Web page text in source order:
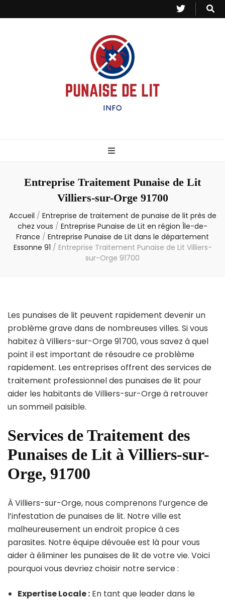
– Info
Entreprise Traitement Punaise de Lit
Villiers-sur-Orge 91700
Accueil / Entreprise de traitement de punaise de lit près de
chez vous / Entreprise Punaise de Lit en région Île-de-
France / Entreprise Punaise de Lit dans le département
Essonne 91 / Entreprise Traitement Punaise de Lit Villiers-
sur-Orge 91700
Les punaises de lit peuvent rapidement devenir un
problème grave dans de nombreuses villes. Si vous
habitez à Villiers-sur-Orge 91700, vous savez à quel
point il est important de résoudre ce problème
rapidement. Les entreprises offrent des services de
traitement professionnel des punaises de lit pour
aider les habitants de Villiers-sur-Orge à retrouver
un sommeil paisible.
Services de Traitement des
Punaises de Lit à Villiers-sur-
Orge, 91700
À Villiers-sur-Orge, nous comprenons l’urgence de
l’infestation de punaises de lit. Notre ville est
malheureusement un endroit propice à ces
parasites. Notre équipe dévouée est là pour vous
aider à éliminer les punaises de lit de votre vie. Voici
pourquoi vous devriez choisir notre service :
Expertise Locale : En tant que leader dans le